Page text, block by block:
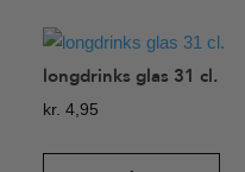
longdrinks glas 31 cl.
kr. 4,95